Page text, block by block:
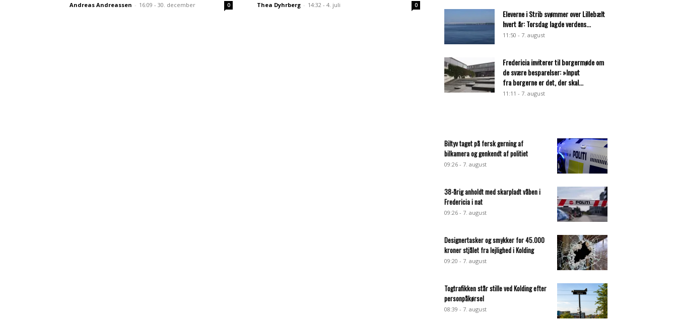
Andreas Andreassen - 16:09 - 30. december 0 Thea Dyhrberg - 14:32 - 4. juli 0
Eleverne i Strib svømmer over Lillebælt
hvert år: Torsdag lagde verdens...
11:50 - 7. august
Fredericia inviterer til borgermøde om
de svære besparelser: »Input
fra borgerne er det, der skal...
11:11 - 7. august
Biltyv taget på fersk gerning af
bilkamera og genkendt af politiet
09:26 - 7. august
38-årig anholdt med skarpladt våben i
Fredericia i nat
09:26 - 7. august
Designertasker og smykker for 45.000
kroner stjålet fra lejlighed i Kolding
09:20 - 7. august
Togtrafikken står stille ved Kolding efter
personpåkørsel
08:39 - 7. august